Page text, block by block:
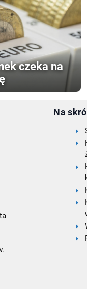
czeka na
Na